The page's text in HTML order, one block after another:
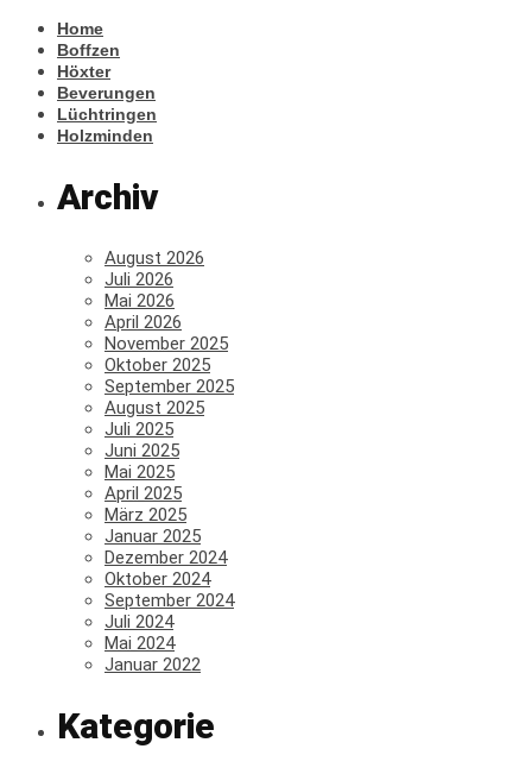
Home
Boffzen
Höxter
Beverungen
Lüchtringen
Holzminden
Archiv
August 2026
Juli 2026
Mai 2026
April 2026
November 2025
Oktober 2025
September 2025
August 2025
Juli 2025
Juni 2025
Mai 2025
April 2025
März 2025
Januar 2025
Dezember 2024
Oktober 2024
September 2024
Juli 2024
Mai 2024
Januar 2022
Kategorie